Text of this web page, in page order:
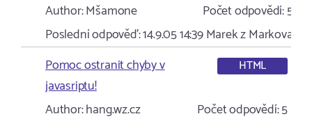
Author:Mšamone Počet odpovědí:5
Poslední odpověď:14.9.05 14:39Marek z Markova
Pomoc ostranit chyby v
javasriptu!
HTML
Author:hang.wz.cz Počet odpovědí:5